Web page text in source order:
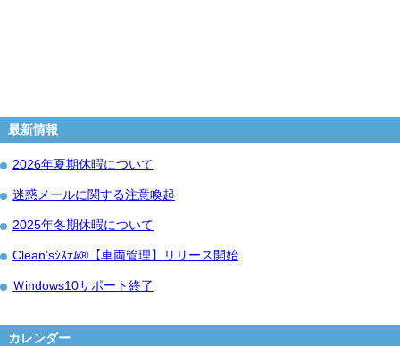
最新情報
2026年夏期休暇について
迷惑メールに関する注意喚起
2025年冬期休暇について
Clean’sｼｽﾃﾑ®【車両管理】リリース開始
Ｗindows10サポート終了
カレンダー